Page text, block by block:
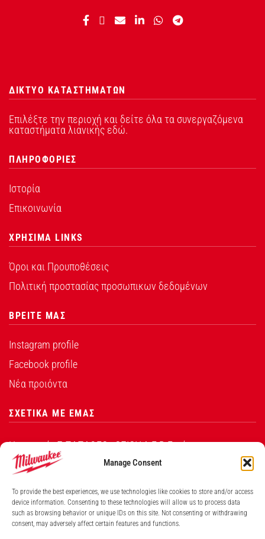
Manage Consent
To provide the best experiences, we use technologies like cookies to store and/or access
device information. Consenting to these technologies will allow us to process data
such as browsing behavior or unique IDs on this site. Not consenting or withdrawing
consent, may adversely affect certain features and functions.
ΔΙΚΤΥΟ ΚΑΤΑΣΤΗΜΑΤΩΝ
Επιλέξτε την περιοχή και δείτε όλα τα συνεργαζόμενα
καταστήματα λιανικής εδώ.
ΠΛΗΡΟΦΟΡΙΕΣ
Ιστορία
Επικοινωνία
ΧΡΗΣΙΜΑ LINKS
Όροι και Προυποθέσεις
Πολιτική προστασίας προσωπικων δεδομένων
ΒΡΕΙΤΕ ΜΑΣ
Instagram profile
Facebook profile
Νέα προιόντα
ΣΧΕΤΙΚΑ ΜΕ ΕΜΑΣ
Η εταιρεία Σ.ΠΑΠΑΘΕΟ∆ΟΣΙΟΥ Α.Ε.Β.Ε. είναι ο
εξουσιοδοτημένος αντιπρόσωπος από την Techtronic
Industries Co. Ltd για τα προϊόντα που φέρουν το
λογότυπο Milwaukee στην Ελλάδα.
Λ. ΒΕΙΚΟΥ 131, ΓΑΛΑΤΣΙ ΑΘΗΝΑ, 11146